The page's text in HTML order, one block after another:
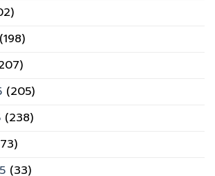
(198)
(205)
(238)
(33)